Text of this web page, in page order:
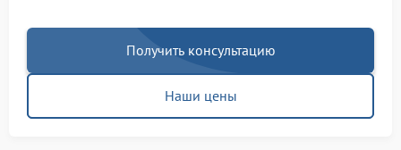
Получить консультацию
Наши цены